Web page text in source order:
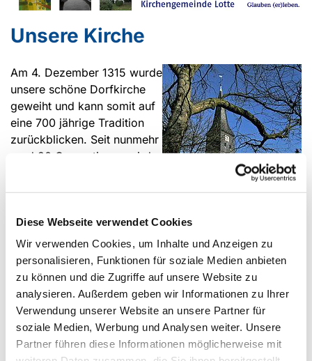
Diese Webseite verwendet Cookies
Wir verwenden Cookies, um Inhalte und Anzeigen zu
personalisieren, Funktionen für soziale Medien anbieten
zu können und die Zugriffe auf unsere Website zu
analysieren. Außerdem geben wir Informationen zu Ihrer
Verwendung unserer Website an unsere Partner für
soziale Medien, Werbung und Analysen weiter. Unsere
Partner führen diese Informationen möglicherweise mit
Unsere Kirche
Am 4. Dezember 1315 wurde
unsere schöne Dorfkirche
geweiht und kann somit auf
eine 700 jährige Tradition
zurückblicken. Seit nunmehr
rund 20 Generationen wird
Gottes verkündet. Aus allen
Zeitspanne hat unsere Kirche
unversehrt bis zum heutigen
Tage überdauert. Dafür
können wir nur großen Dank
empfinden.
Seit der Reformationszeit ist Lottes alte Dorfkirche die
Heimat für eine evangelische Gemeinde.
Die äußere und innere Gestalt der Kirche hat im Laufe